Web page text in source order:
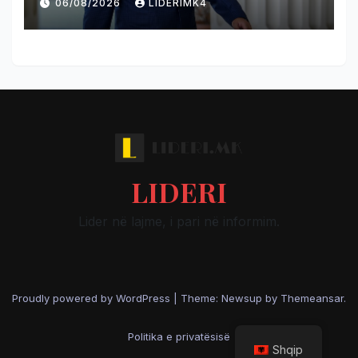
“Talir 2”
06/08/2026 LIDERIMK4
LIDERI
Lider në lajme, i pari në informim.
Proudly powered by WordPress Theme: Newsup by Themeansar.
Politika e privatësisë
Shqip